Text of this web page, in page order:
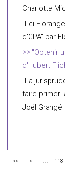
Charlotte
"Loi
d'OPA" par
"Obtenir
d'Hubert
"La
faire primer
Joël Grangé
<< < ... 118